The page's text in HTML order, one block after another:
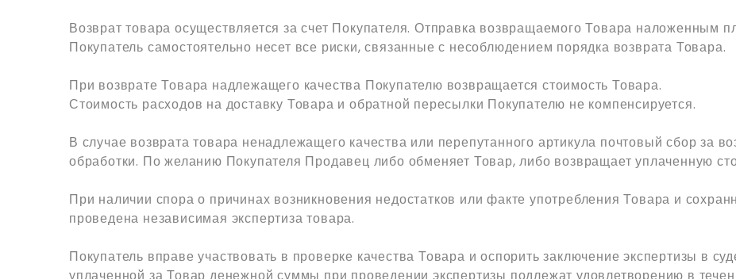
Возврат товара осуществляется за счет Покупателя. Отправка возвращаемого Товара наложенным
Покупатель самостоятельно несет все риски, связанные с несоблюдением порядка возврата Товара.
При возврате Товара надлежащего качества Покупателю возвращается стоимость Товара.
Стоимость расходов на доставку Товара и обратной пересылки Покупателю не компенсируется.
В случае возврата товара ненадлежащего качества или перепутанного артикула почтовый сбор за
обработки. По желанию Покупателя Продавец либо обменяет Товар, либо возвращает уплаченную
При наличии спора о причинах возникновения недостатков или факте употребления Товара и
проведена независимая экспертиза товара.
Покупатель вправе участвовать в проверке качества Товара и оспорить заключение экспертизы в